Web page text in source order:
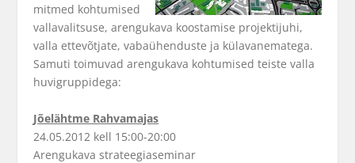
mitmed kohtumised
vallavalitsuse, arengukava koostamise projektijuhi,
valla ettevõtjate, vabaühenduste ja külavanematega.
Samuti toimuvad arengukava kohtumised teiste valla
huvigruppidega:
Jõelähtme Rahvamajas
24.05.2012 kell 15:00-20:00
Arengukava strateegiaseminar